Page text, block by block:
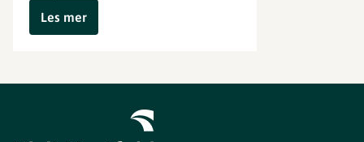
Les mer